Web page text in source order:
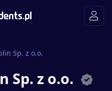
Sp. z o.o.
Sp. z o.o.